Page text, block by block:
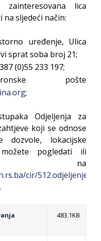
zainteresovana lica
sljedeći način:
uređenje, Ulica
sprat soba broj 21;
(0)55 233 197;
pošte
;
Odjeljenja za
koji se odnose
dozvole, lokacijske
pogledati ili
na
cir/512.odjeljenje-
.
483.1KB